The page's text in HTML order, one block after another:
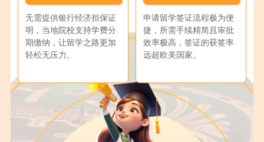
无需提供银行经济担保证
明，当地院校支持学费分
期缴纳，让留学之路更加
轻松无压力。
申请留学签证流程极为便
捷，所需手续精简且审批
效率极高，签证的获签率
远超欧美国家。